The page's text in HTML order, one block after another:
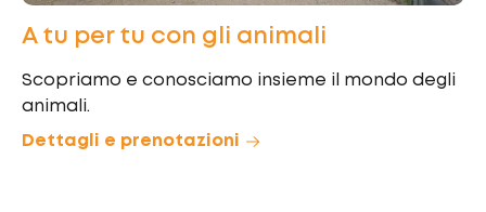
A tu per tu con gli animali
Scopriamo e conosciamo insieme il mondo degli
animali.
Dettagli e prenotazioni